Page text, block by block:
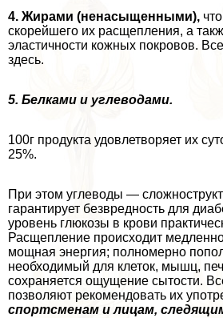
4. Жирами (ненасыщенными),
скорейшего их расщепления, а
эластичности кожных покровов.
здесь.
5. Белками и углеводами.
100г продукта удовлетворяет их
25%.
При этом углеводы —
гарантирует безвредность для
уровень глюкозы в крови
Расщепление происходит
мощная энергия; полномерно
необходимый для клеток, мышц,
сохраняется ощущение сытости.
позволяют рекомендовать их
спортсменам и лицам,